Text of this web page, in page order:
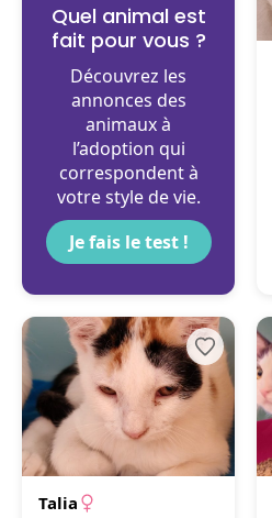
Quel animal est
fait pour vous ?
Découvrez les
annonces des
animaux à
l’adoption qui
correspondent à
votre style de vie.
Je fais le test !
Talia